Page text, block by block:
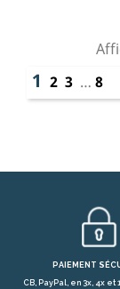
1 2 3 … 8
PAIEMENT
CB, PayPal, en 3x, 4x et